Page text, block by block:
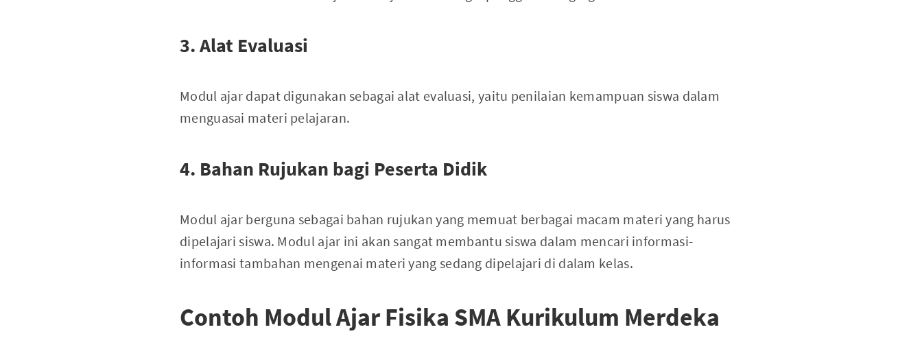
3. Alat Evaluasi
Modul ajar dapat digunakan sebagai alat evaluasi, yaitu penilaian kemampuan siswa dalam
menguasai materi pelajaran.
4. Bahan Rujukan bagi Peserta Didik
Modul ajar berguna sebagai bahan rujukan yang memuat berbagai macam materi yang harus
dipelajari siswa. Modul ajar ini akan sangat membantu siswa dalam mencari informasi-
informasi tambahan mengenai materi yang sedang dipelajari di dalam kelas.
Contoh Modul Ajar Fisika SMA Kurikulum Merdeka